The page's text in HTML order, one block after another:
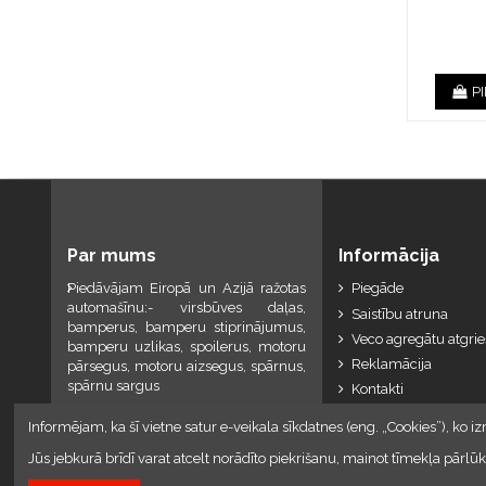
Par mums
Piedāvājam Eiropā un Azijā ražotas
automašīnu:- virsbūves daļas,
bamperus, bamperu stiprinājumus,
bamperu uzlikas, spoilerus, motoru
pārsegus, motoru aizsegus, spārnus,
spārnu sargus
Informācija
Piegāde
Saistību atruna
Veco agregātu
Reklamācija
Kontakti
Informējam, ka šī vietne satur e-veikala sīkdatnes (eng. „Cookies”),
Jūs jebkurā brīdī varat atcelt norādīto piekrišanu, mainot tīmekļa